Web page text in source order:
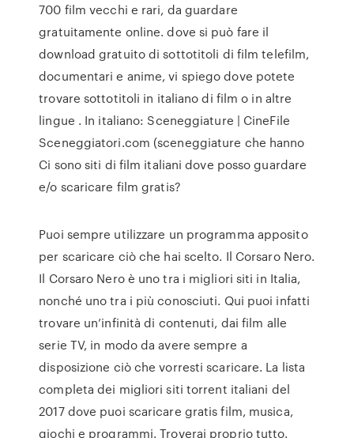
700 film vecchi e rari, da guardare
gratuitamente online. dove si può fare il
download gratuito di sottotitoli di film telefilm,
documentari e anime, vi spiego dove potete
trovare sottotitoli in italiano di film o in altre
lingue . In italiano: Sceneggiature | CineFile
Sceneggiatori.com (sceneggiature che hanno
Ci sono siti di film italiani dove posso guardare
e/o scaricare film gratis?
Puoi sempre utilizzare un programma apposito
per scaricare ciò che hai scelto. Il Corsaro Nero.
Il Corsaro Nero è uno tra i migliori siti in Italia,
nonché uno tra i più conosciuti. Qui puoi infatti
trovare un’infinità di contenuti, dai film alle
serie TV, in modo da avere sempre a
disposizione ciò che vorresti scaricare. La lista
completa dei migliori siti torrent italiani del
2017 dove puoi scaricare gratis film, musica,
giochi e programmi. Troverai proprio tutto.